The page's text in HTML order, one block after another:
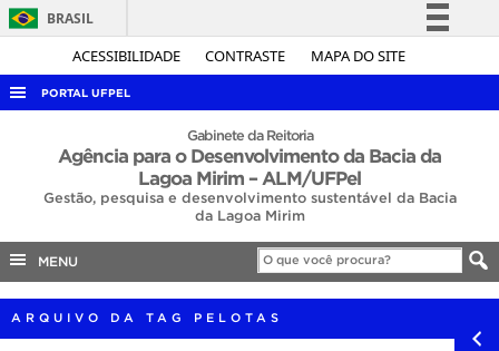
ACESSIBILIDADE CONTRASTE MAPA DO SITE
BRASIL
Simplifique!
Acesso à informação
Legislação
PORTAL UFPEL
AUDITORIA
COBALTO
CONCURSOS
EDITAIS
INTERNACIONAL
Gabinete da Reitoria
Agência para o Desenvolvimento da Bacia da
Lagoa Mirim – ALM/UFPel
Gestão, pesquisa e desenvolvimento sustentável da Bacia
da Lagoa Mirim
MENU
ARQUIVO DA TAG PELOTAS